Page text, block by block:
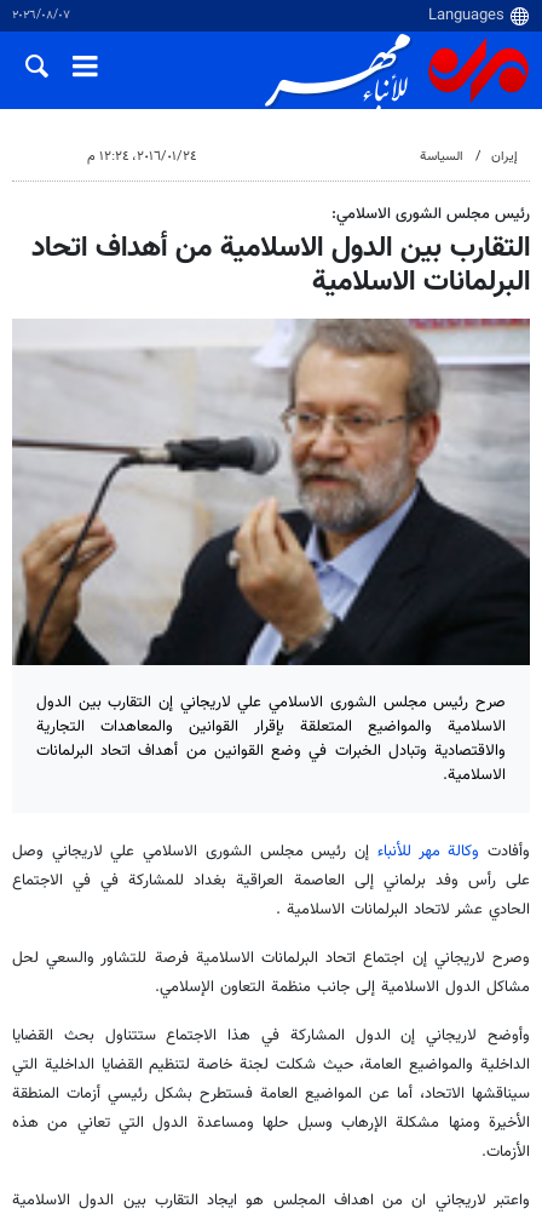
٠٧‏/٠٨‏/٢٠٢٦
إيران السياسة ٢٤‏/٠١‏/٢٠١٦، ١٢:٢٤ م
رئيس مجلس الشورى الاسلامي:
التقارب بين الدول الاسلامية من أهداف اتحاد
البرلمانات الاسلامية
صرح رئيس مجلس الشورى الاسلامي علي لاريجاني إن التقارب بين الدول
الاسلامية والمواضيع المتعلقة بإقرار القوانين والمعاهدات التجارية
والاقتصادية وتبادل الخبرات في وضع القوانين من أهداف اتحاد البرلمانات
الاسلامية.
وأفادت وكالة مهر للأنباء إن رئيس مجلس الشورى الاسلامي علي لاريجاني وصل
على رأس وفد برلماني إلى العاصمة العراقية بغداد للمشاركة في في الاجتماع
الحادي عشر لاتحاد البرلمانات الاسلامية .
وصرح لاريجاني إن اجتماع اتحاد البرلمانات الاسلامية فرصة للتشاور والسعي لحل
مشاكل الدول الاسلامية إلى جانب منظمة التعاون الإسلامي.
وأوضح لاريجاني إن الدول المشاركة في هذا الاجتماع ستتناول بحث القضايا
الداخلية والمواضيع العامة، حيث شكلت لجنة خاصة لتنظيم القضايا الداخلية التي
سيناقشها الاتحاد، أما عن المواضيع العامة فستطرح بشكل رئيسي أزمات المنطقة
الأخيرة ومنها مشكلة الإرهاب وسبل حلها ومساعدة الدول التي تعاني من هذه
الأزمات.
واعتبر لاريجاني ان من اهداف المجلس هو ايجاد التقارب بين الدول الاسلامية